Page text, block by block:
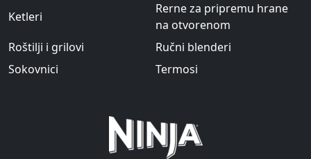
Ketleri
Rerne za pripremu hrane
na otvorenom
Roštilji i grilovi
Ručni blenderi
Sokovnici
Termosi